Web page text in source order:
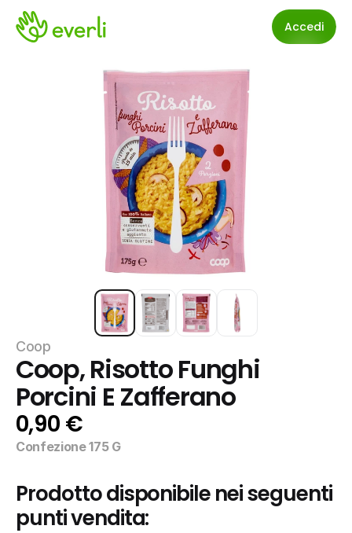
Accedi
Coop
Coop, Risotto Funghi
Porcini E Zafferano
0,90 €
Confezione 175 G
Prodotto disponibile nei seguenti
punti vendita: